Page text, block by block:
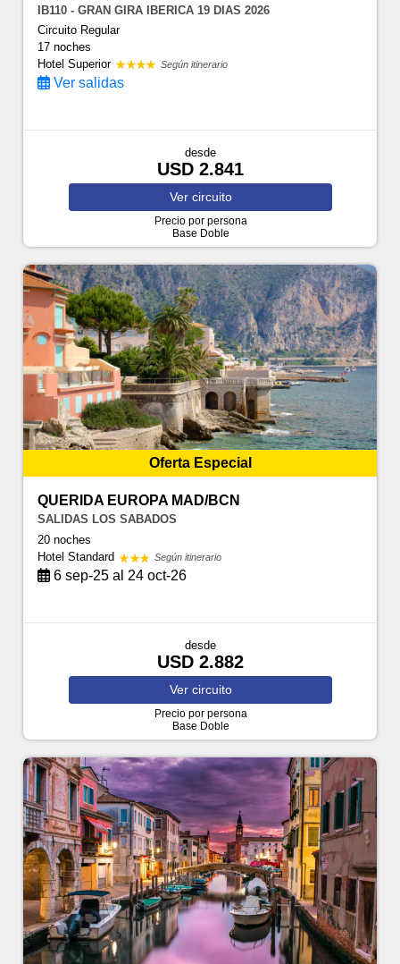
IB110 - GRAN GIRA IBERICA 19 DIAS 2026
Circuito Regular
17 noches
Hotel Superior
Según itinerario
Ver salidas
desde
USD 2.841
Ver circuito
Precio por persona
Base Doble
Oferta Especial
QUERIDA EUROPA MAD/BCN
SALIDAS LOS SABADOS
20 noches
Hotel Standard
Según itinerario
6 sep-25 al 24 oct-26
desde
USD 2.882
Ver circuito
Precio por persona
Base Doble